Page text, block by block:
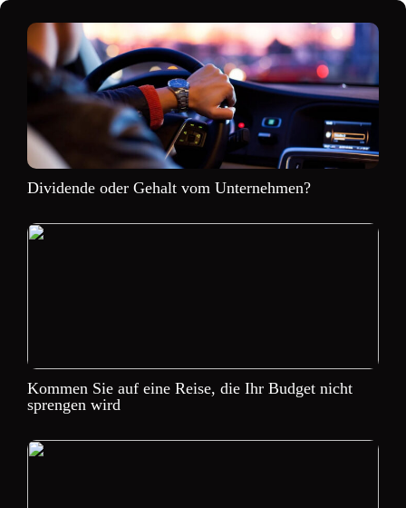
Dividende oder Gehalt vom Unternehmen?
Kommen Sie auf eine Reise, die Ihr Budget nicht
sprengen wird